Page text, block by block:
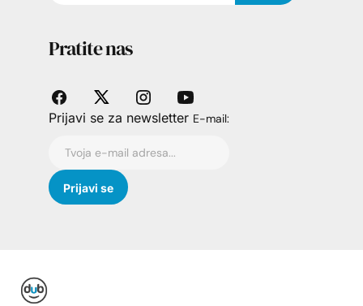
Pratite nas
Prijavi se za newsletter E-mail: